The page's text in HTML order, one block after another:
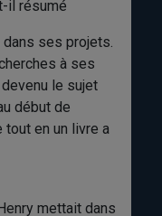
il résumé
dans ses projets.
à ses
le sujet
début de
tout en un livre a
mettait dans